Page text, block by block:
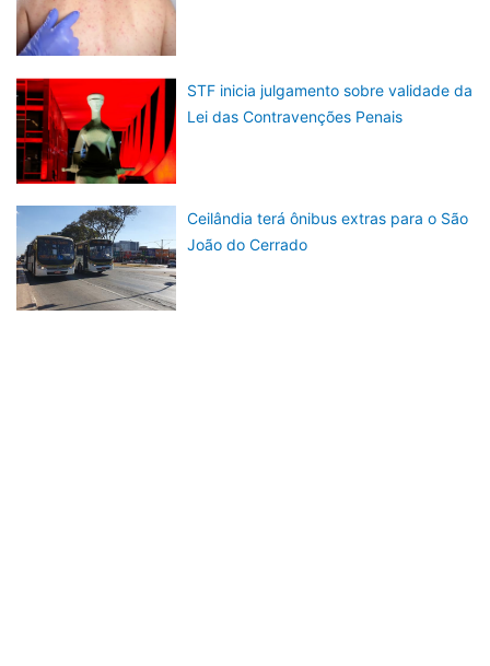
STF inicia julgamento sobre validade da
Lei das Contravenções Penais
Ceilândia terá ônibus extras para o São
João do Cerrado